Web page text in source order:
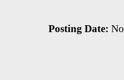
Posting Date: